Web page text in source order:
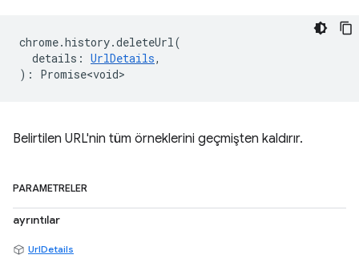
chrome.history.deleteUrl(
details : UrlDetails,
) : Promise<void>
Belirtilen URL'nin tüm örneklerini geçmişten kaldırır.
PARAMETRELER
ayrıntılar
UrlDetails